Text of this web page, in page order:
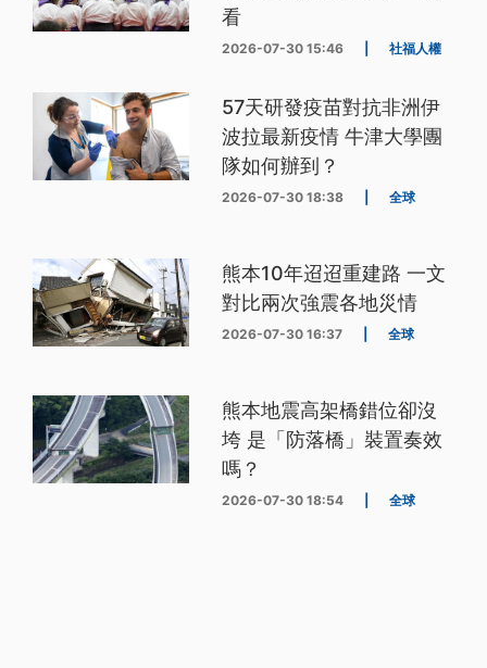
看
2026-07-30 15:46 社福人權
57天研發疫苗對抗非洲伊
波拉最新疫情 牛津大學團
隊如何辦到？
2026-07-30 18:38 全球
熊本10年迢迢重建路 一文
對比兩次強震各地災情
2026-07-30 16:37 全球
熊本地震高架橋錯位卻沒
垮 是「防落橋」裝置奏效
嗎？
2026-07-30 18:54 全球